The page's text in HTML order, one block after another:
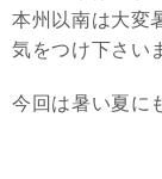
本州以南は大変
気をつけ下さい
今回は暑い夏に